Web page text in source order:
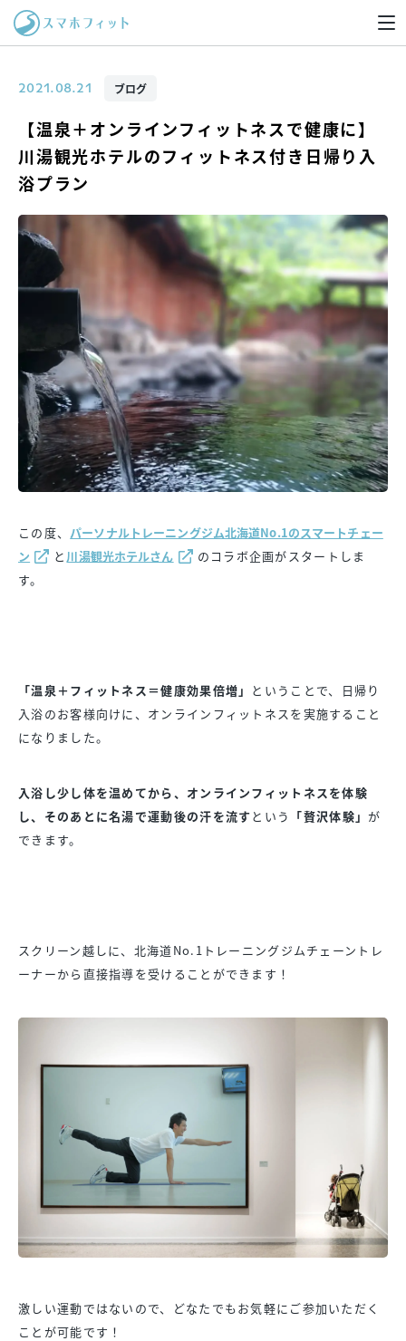
2021.08.21 ブログ
【温泉＋オンラインフィットネスで健康に】
川湯観光ホテルのフィットネス付き日帰り入
浴プラン
この度、 パーソナルトレーニングジム北海道No.1のスマートチェー
ン
と 川湯観光ホテルさん
のコラボ企画がスタートしま
す。
「温泉＋フィットネス＝健康効果倍増」 ということで、日帰り
入浴のお客様向けに、オンラインフィットネスを実施すること
になりました。
入浴し少し体を温めてから、オンラインフィットネスを体験
し、そのあとに名湯で運動後の汗を流すという 「贅沢体験」が
できます。
スクリーン越しに、北海道No.1トレーニングジムチェーントレ
ーナーから直接指導を受けることができます！
激しい運動ではないので、どなたでもお気軽にご参加いただく
ことが可能です！